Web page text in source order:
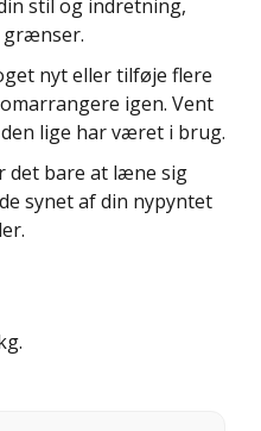
stil og indretning,
nyt eller tilføje flere
igen. Vent
lige har været i brug.
det bare at læne sig
synet af din nypyntet